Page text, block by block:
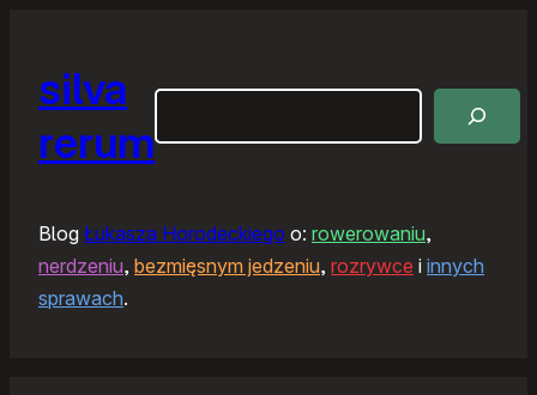
silva
rerum
Blog Łukasza Horodeckiego o: rowerowaniu,
nerdzeniu, bezmięsnym jedzeniu, rozrywce i innych
sprawach.